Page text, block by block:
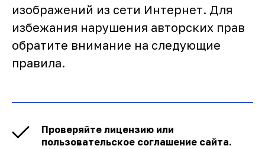
изображений из сети Интернет. Для
избежания нарушения авторских прав
обратите внимание на следующие
правила.
Проверяйте лицензию или
пользовательское соглашение сайта.